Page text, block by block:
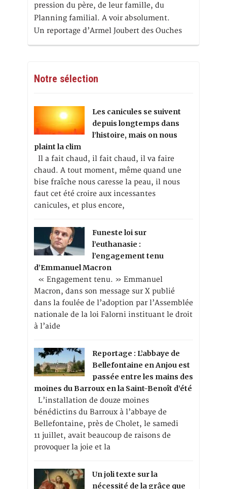
pression du père, de leur famille, du
Planning familial. A voir absolument.
Un reportage d’Armel Joubert des Ouches
Notre sélection
Les canicules se suivent
depuis longtemps dans
l’histoire, mais on nous
plaint la clim
Il a fait chaud, il fait chaud, il va faire
chaud. A tout moment, même quand une
bise fraîche nous caresse la peau, il nous
faut cet été croire aux incessantes
canicules, et plus encore,
Funeste loi sur
l’euthanasie :
l’engagement tenu
d’Emmanuel Macron
« Engagement tenu. » Emmanuel
Macron, dans son message sur X publié
dans la foulée de l’adoption par l’Assemblée
nationale de la loi Falorni instituant le droit
à l’aide
Reportage : L’abbaye de
Bellefontaine en Anjou est
passée entre les mains des
moines du Barroux en la Saint-Benoît d’été
L’installation de douze moines
bénédictins du Barroux à l’abbaye de
Bellefontaine, près de Cholet, le samedi
11 juillet, avait beaucoup de raisons de
provoquer la joie et la
Un joli texte sur la
nécessité de la grâce que